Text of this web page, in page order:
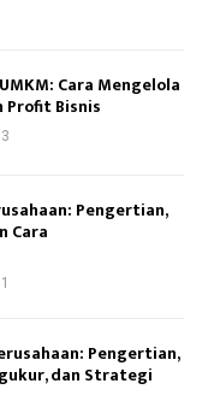
Cara Mengelola
Profit Bisnis
3
Pengertian,
Cara
1
Pengertian,
dan Strategi